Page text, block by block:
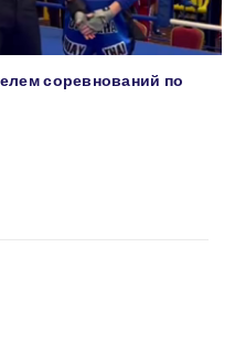
соревнований по